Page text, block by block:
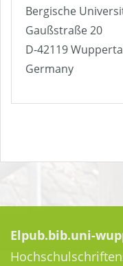
Bergische
Gaußstraße 20
D-42119
Germany
Elpub.bib.uni-